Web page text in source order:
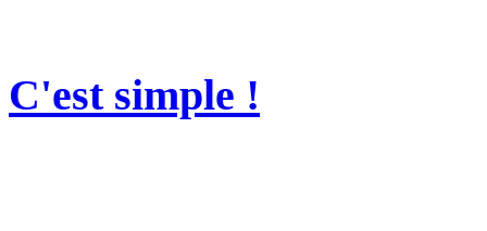
C'est simple !